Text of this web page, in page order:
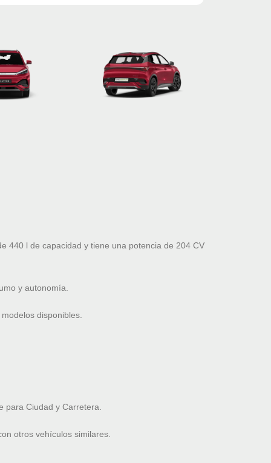
440 l de capacidad y tiene una potencia de 204 CV
y autonomía.
disponibles.
para Ciudad y Carretera.
otros vehículos similares.